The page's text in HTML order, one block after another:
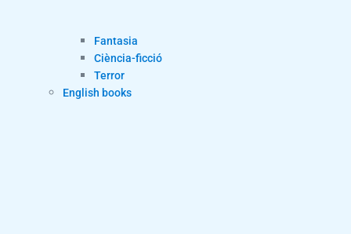
Fantasia
Ciència-ficció
Terror
English books